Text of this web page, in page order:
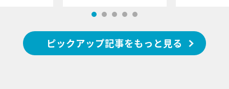
ピックアップ記事をもっと見る